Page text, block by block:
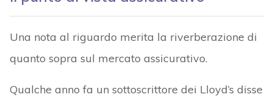
Una nota al riguardo merita la riverberazione di
quanto sopra sul mercato assicurativo.
Qualche anno fa un sottoscrittore dei Lloyd’s disse